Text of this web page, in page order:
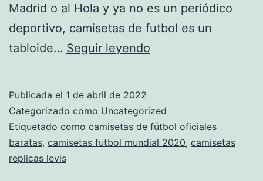
Madrid o al Hola y ya no es un periódico
deportivo, camisetas de futbol es un
tabloide… Seguir leyendo
2020
Publicada el 1 de abril de 2022
Categorizado como Uncategorized
Etiquetado como camisetas de fútbol oficiales
baratas, camisetas futbol mundial 2020, camisetas
replicas levis